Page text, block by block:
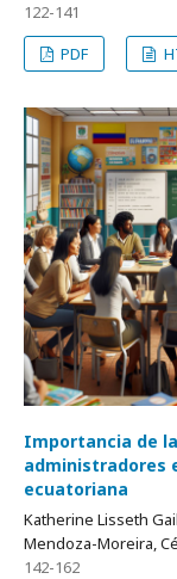
122-141
PDF
Importancia de
administradores
ecuatoriana
Katherine Lisseth
Mendoza-Moreira,
142-162